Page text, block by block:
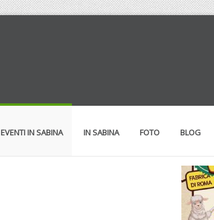
EVENTI IN SABINA IN SABINA FOTO BLOG